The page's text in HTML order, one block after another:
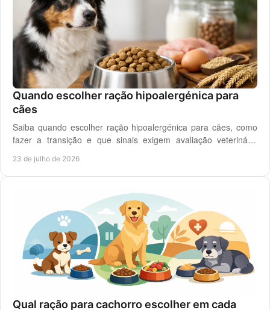
Quando escolher ração hipoalergénica para
cães
Saiba quando escolher ração hipoalergénica para cães, como
fazer a transição e que sinais exigem avaliação veterinária
23 de julho de 2026
Qual ração para cachorro escolher em cada